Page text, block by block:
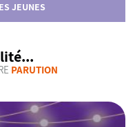
JEUNES
PARUTION